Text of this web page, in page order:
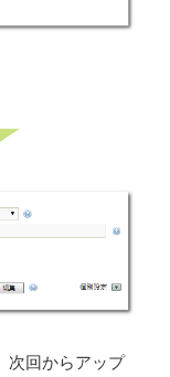
次回からアップ